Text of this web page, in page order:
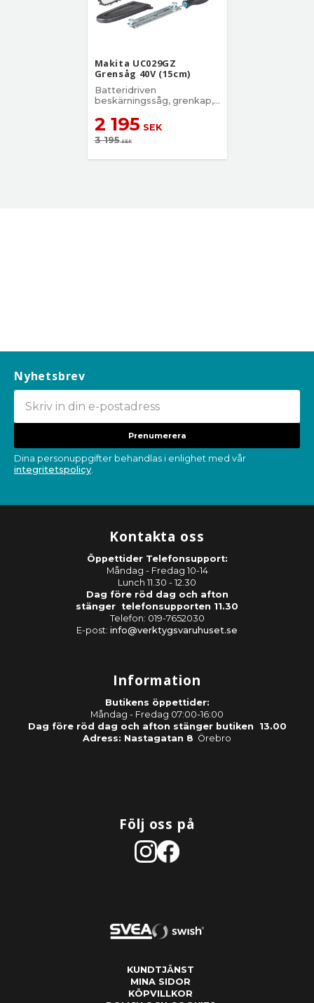
Makita UC029GZ
Grensåg 40V (15cm)
Batteridriven
beskärningssåg, grenkap,
2 195 SEK
3 195SEK
Nyhetsbrev
Prenumerera
Dina personuppgifter behandlas i enlighet med vår
integritetspolicy
Kontakta oss
Öppettider Telefonsupport:
Måndag - Fredag 10-14
Lunch 11.30 - 12.30
Dag före röd dag och afton
stänger telefonsupporten 11.30
Telefon: 019-7652030
E-post: info@verktygsvaruhuset.se
Information
Butikens öppettider:
Måndag - Fredag 07:00-16:00
Dag före röd dag och afton stänger butiken 13.00
Adress: Nastagatan 8 Örebro
Följ oss på
KUNDTJÄNST
MINA SIDOR
KÖPVILLKOR